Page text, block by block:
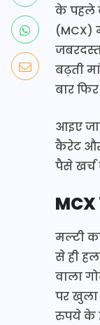
के पहले
(MCX)
बढ़ती
बार
आइए
कैरेट
पैसे खर्च
मल्टी
से ही
वाला
पर खुला
रुपये के